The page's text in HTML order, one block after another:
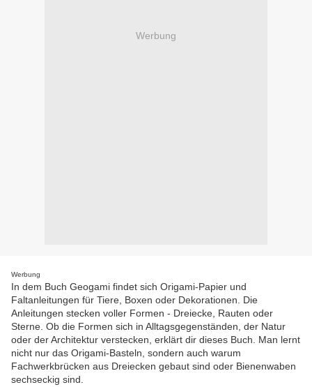
Werbung
Werbung
In dem Buch Geogami findet sich Origami-Papier und
Faltanleitungen für Tiere, Boxen oder Dekorationen. Die
Anleitungen stecken voller Formen - Dreiecke, Rauten oder
Sterne. Ob die Formen sich in Alltagsgegenständen, der Natur
oder der Architektur verstecken, erklärt dir dieses Buch. Man lernt
nicht nur das Origami-Basteln, sondern auch warum
Fachwerkbrücken aus Dreiecken gebaut sind oder Bienenwaben
sechseckig sind.